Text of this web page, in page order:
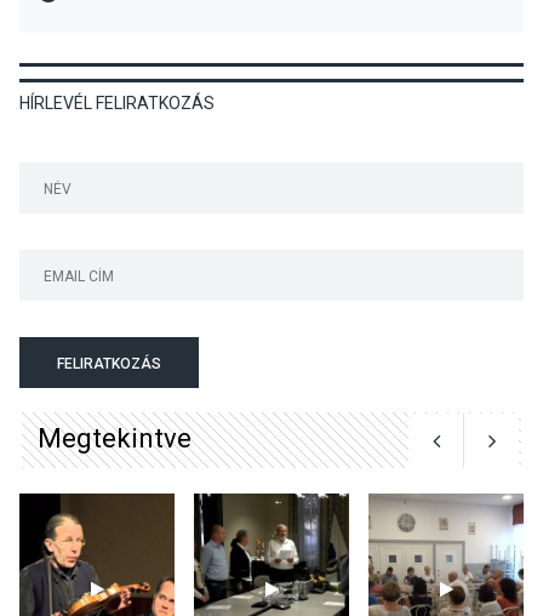
KULTÚRA 2026 AUG 06
Mi a pszichológia, és miért
KULTÚRA 2026 AUG 06
Színek, közösség és
hagyomány – kiállítás
nyitotta meg az idei Irány
Surány Fesztivált
HÍRLEVÉL FELIRATKOZÁS
FELIRATKOZÁS
Megtekintve